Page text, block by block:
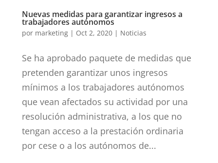
Nuevas medidas para garantizar ingresos a
trabajadores autónomos
por marketing| Oct 2, 2020| Noticias
Se ha aprobado paquete de medidas que
pretenden garantizar unos ingresos
mínimos a los trabajadores autónomos
que vean afectados su actividad por una
resolución administrativa, a los que no
tengan acceso a la prestación ordinaria
por cese o a los autónomos de...